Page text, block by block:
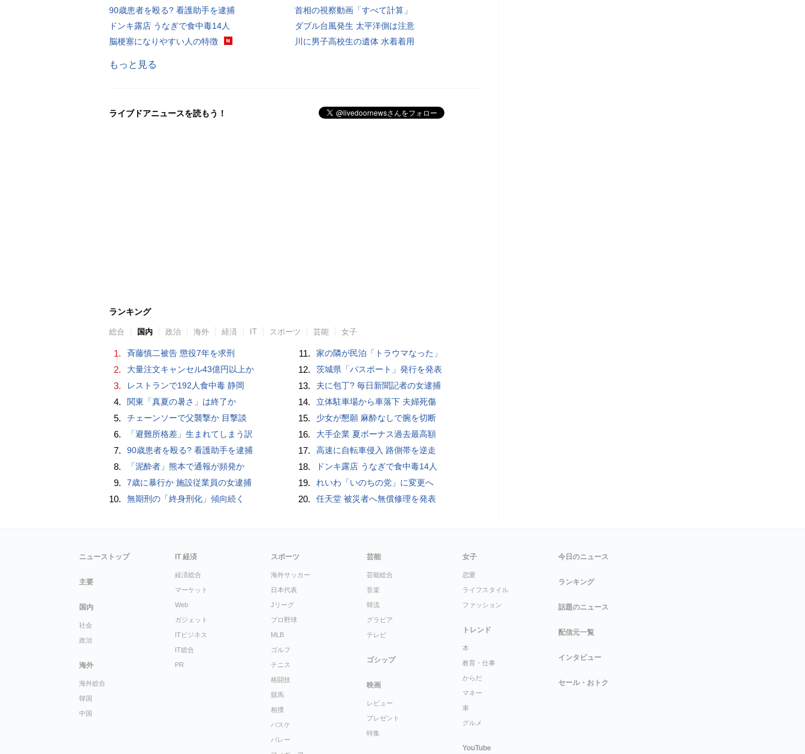
90歳患者を殴る? 看護助手を逮捕
ドンキ露店 うなぎで食中毒14人
脳梗塞になりやすい人の特徴
首相の視察動画「すべて計算」
ダブル台風発生 太平洋側は注意
川に男子高校生の遺体 水着着用
もっと見る
ライブドアニュースを読もう！
ランキング
総合 国内 政治 海外 経済 IT スポーツ 芸能 女子
1. 斉藤慎二被告 懲役7年を求刑
2. 大量注文キャンセル43億円以上か
3. レストランで192人食中毒 静岡
4. 関東「真夏の暑さ」は終了か
5. チェーンソーで父襲撃か 目撃談
6. 「避難所格差」生まれてしまう訳
7. 90歳患者を殴る? 看護助手を逮捕
8. 「泥酔者」熊本で通報が頻発か
9. 7歳に暴行か 施設従業員の女逮捕
10. 無期刑の「終身刑化」傾向続く
11. 家の隣が民泊「トラウマなった」
12. 茨城県「パスポート」発行を発表
13. 夫に包丁? 毎日新聞記者の女逮捕
14. 立体駐車場から車落下 夫婦死傷
15. 少女が懇願 麻酔なしで腕を切断
16. 大手企業 夏ボーナス過去最高額
17. 高速に自転車侵入 路側帯を逆走
18. ドンキ露店 うなぎで食中毒14人
19. れいわ「いのちの党」に変更へ
20. 任天堂 被災者へ無償修理を発表
ニューストップ
主要
国内
社会
政治
海外
海外総合
韓国
中国
IT 経済
経済総合
マーケット
Web
ガジェット
ITビジネス
IT総合
PR
スポーツ
海外サッカー
日本代表
Jリーグ
プロ野球
MLB
ゴルフ
テニス
格闘技
競馬
相撲
バスケ
バレー
芸能
芸能総合
音楽
韓流
グラビア
テレビ
ゴシップ
映画
レビュー
プレゼント
特集
女子
恋愛
ライフスタイル
ファッション
トレンド
本
教育・仕事
からだ
マネー
車
グルメ
YouTube
今日のニュース
ランキング
話題のニュース
配信元一覧
インタビュー
セール・おトク